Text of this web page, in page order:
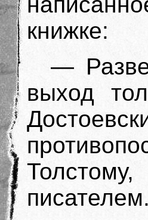
книжке:
— Разве
выход